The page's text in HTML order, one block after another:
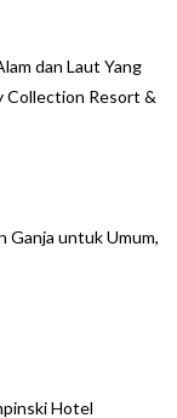
dan Laut Yang
Collection Resort &
Ganja untuk Umum,
Hotel